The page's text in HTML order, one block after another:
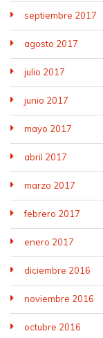
septiembre 2017
agosto 2017
julio 2017
junio 2017
mayo 2017
abril 2017
marzo 2017
febrero 2017
enero 2017
diciembre 2016
noviembre 2016
octubre 2016